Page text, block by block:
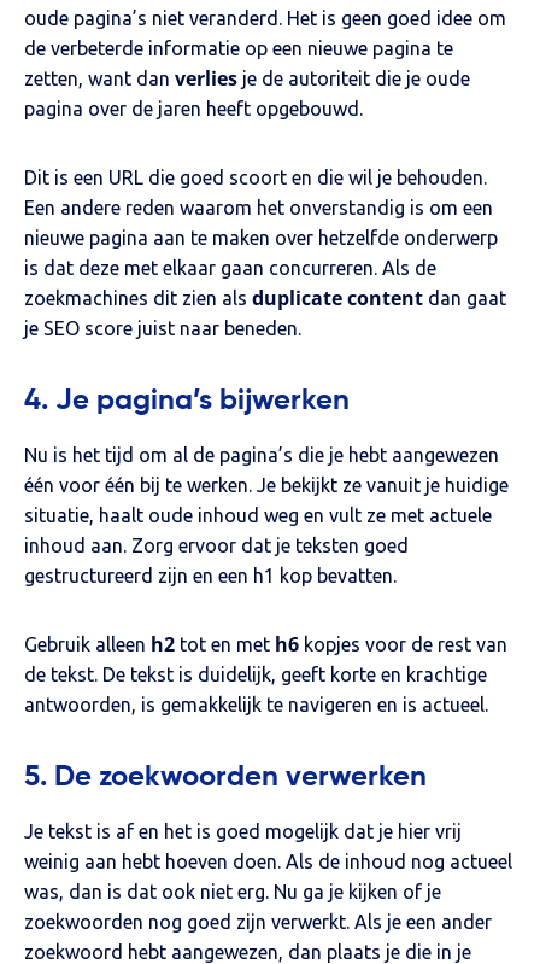
oude pagina’s niet veranderd. Het is geen goed idee om
de verbeterde informatie op een nieuwe pagina te
zetten, want dan verlies je de autoriteit die je oude
pagina over de jaren heeft opgebouwd.
Dit is een URL die goed scoort en die wil je behouden.
Een andere reden waarom het onverstandig is om een
nieuwe pagina aan te maken over hetzelfde onderwerp
is dat deze met elkaar gaan concurreren. Als de
zoekmachines dit zien als duplicate content dan gaat
je SEO score juist naar beneden.
4. Je pagina’s bijwerken
Nu is het tijd om al de pagina’s die je hebt aangewezen
één voor één bij te werken. Je bekijkt ze vanuit je huidige
situatie, haalt oude inhoud weg en vult ze met actuele
inhoud aan. Zorg ervoor dat je teksten goed
gestructureerd zijn en een h1 kop bevatten.
Gebruik alleen h2 tot en met h6 kopjes voor de rest van
de tekst. De tekst is duidelijk, geeft korte en krachtige
antwoorden, is gemakkelijk te navigeren en is actueel.
5. De zoekwoorden verwerken
Je tekst is af en het is goed mogelijk dat je hier vrij
weinig aan hebt hoeven doen. Als de inhoud nog actueel
was, dan is dat ook niet erg. Nu ga je kijken of je
zoekwoorden nog goed zijn verwerkt. Als je een ander
zoekwoord hebt aangewezen, dan plaats je die in je